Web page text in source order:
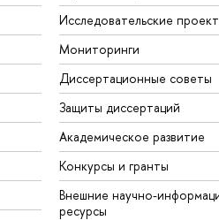
Исследовательские
Мониторинги
Диссертационные советы
Защиты диссертаций
Академическое развитие
Конкурсы и гранты
Внешние научно-
ресурсы